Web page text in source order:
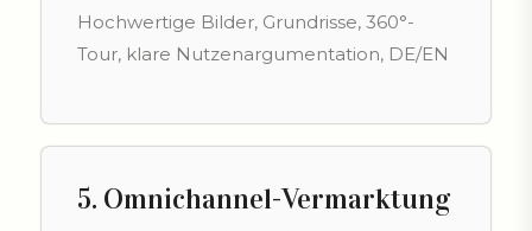
Hochwertige Bilder, Grundrisse, 360°-
Tour, klare Nutzenargumentation, DE/EN
5. Omnichannel-Vermarktung